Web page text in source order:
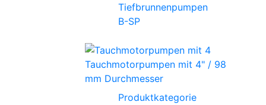
Tiefbrunnenpumpen
B-SP
Tauchmotorpumpen mit 4" / 98
mm Durchmesser
Produktkategorie